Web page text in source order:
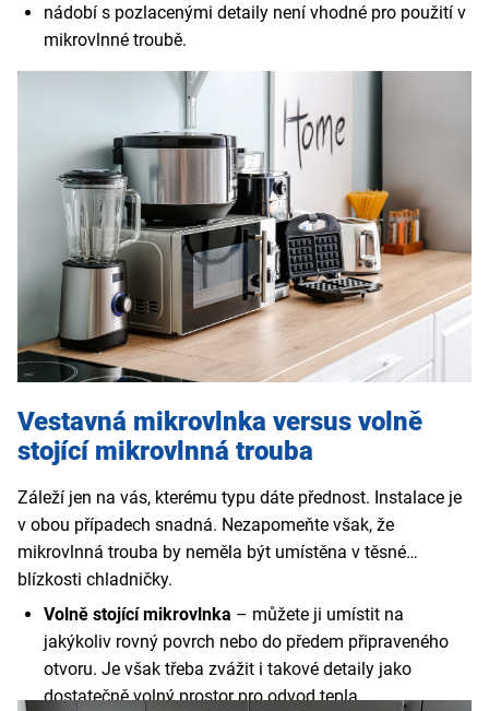
nádobí s pozlacenými detaily není vhodné pro použití v
mikrovlnné troubě.
Vestavná mikrovlnka versus volně
stojící mikrovlnná trouba
Záleží jen na vás, kterému typu dáte přednost. Instalace je
v obou případech snadná. Nezapomeňte však, že
mikrovlnná trouba by neměla být umístěna v těsné
blízkosti chladničky.
Volně stojící mikrovlnka – můžete ji umístit na
jakýkoliv rovný povrch nebo do předem připraveného
otvoru. Je však třeba zvážit i takové detaily jako
dostatečně volný prostor pro odvod tepla.